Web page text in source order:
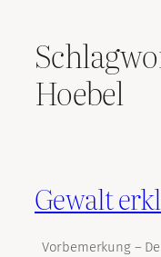
Hoebel
Gewalt
Vorbemerkung –